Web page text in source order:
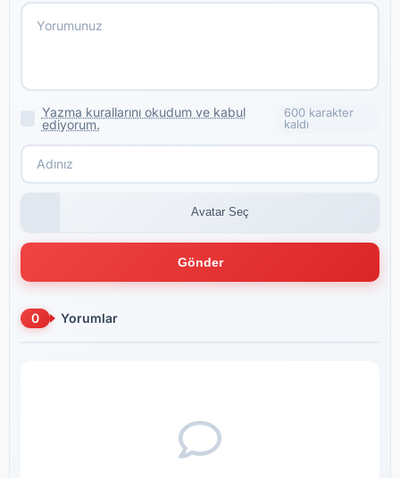
Yazma kurallarını okudum ve kabul
ediyorum.
600 karakter
kaldı
Avatar Seç
Gönder
0 Yorumlar